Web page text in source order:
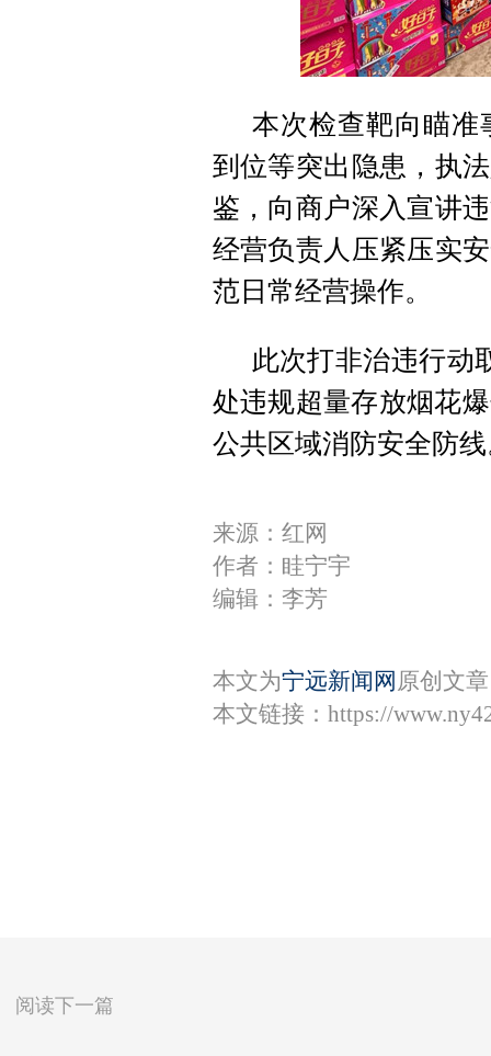
本次检查靶向瞄准
到位等突出隐患，执
鉴，向商户深入宣讲
经营负责人压紧压实
范日常经营操作。
此次打非治违行动
处违规超量存放烟花
公共区域消防安全防
来源：红网
作者：眭宁宇
编辑：李芳
本文为宁远新闻网 原创文
本文链接： https://
阅读下一篇